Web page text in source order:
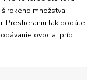
množstva
Prestieraniu tak dodáte
ovocia, príp.